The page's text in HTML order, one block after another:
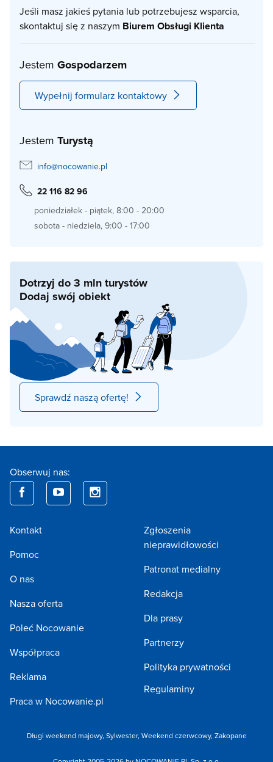
Jeśli masz jakieś pytania lub potrzebujesz wsparcia,
skontaktuj się z naszym Biurem Obsługi Klienta
Jestem Gospodarzem
Wypełnij formularz kontaktowy
Jestem Turystą
info@nocowanie.pl
22 116 82 96
poniedziałek - piątek, 8:00 - 20:00
sobota - niedziela, 9:00 - 17:00
Dotrzyj do 3 mln turystów
Dodaj swój obiekt
Sprawdź naszą ofertę!
Obserwuj nas:
Kontakt
Pomoc
O nas
Nasza oferta
Poleć Nocowanie
Współpraca
Reklama
Praca w Nocowanie.pl
Zgłoszenia
nieprawidłowości
Patronat medialny
Redakcja
Dla prasy
Partnerzy
Polityka prywatności
Regulaminy
Długi weekend majowy, Sylwester, Weekend czerwcowy, Zakopane